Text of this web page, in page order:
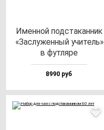
Имен­ной под­ста­кан­ник
«Зас­лу­жен­ный учи­тель»
в фут­ля­ре
8990 руб